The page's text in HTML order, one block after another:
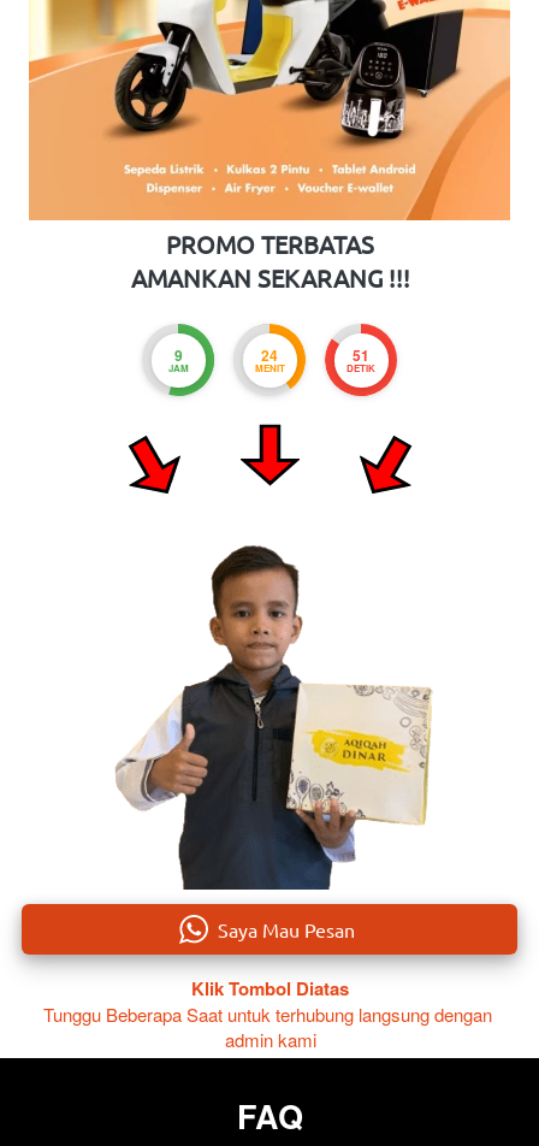
PROMO TERBATAS
AMANKAN SEKARANG !!!
9
JAM
24
MENIT
50
DETIK
` Saya Mau Pesan
Klik Tombol Diatas
Tunggu Beberapa Saat untuk terhubung langsung dengan
admin kami
FAQ